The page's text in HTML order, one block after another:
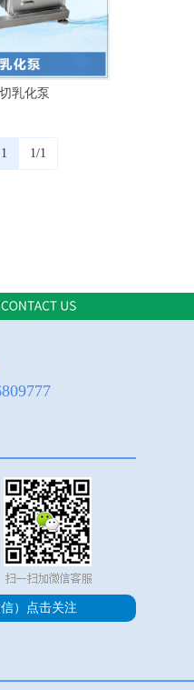
乳化泵
1 1/1
） 点击关注